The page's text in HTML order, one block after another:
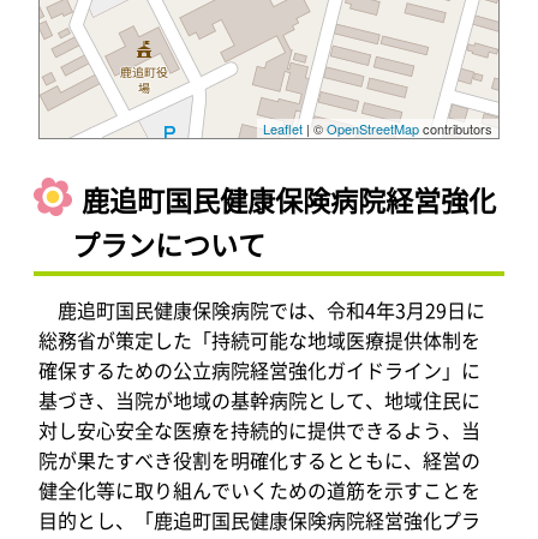
Leaflet| ©OpenStreetMapcontributors
鹿追町国民健康保険病院経営強化
プランについて
鹿追町国民健康保険病院では、令和4年3月29日に
総務省が策定した「持続可能な地域医療提供体制を
確保するための公立病院経営強化ガイドライン」に
基づき、当院が地域の基幹病院として、地域住民に
対し安心安全な医療を持続的に提供できるよう、当
院が果たすべき役割を明確化するとともに、経営の
健全化等に取り組んでいくための道筋を示すことを
目的とし、「鹿追町国民健康保険病院経営強化プラ